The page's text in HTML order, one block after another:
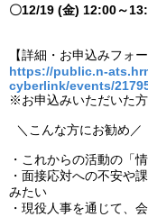
〇12/19 (金) 12:00～
【詳細・お申込みフォー
https://public.n-
cyberlink/events/
※お申込みいただいた
＼こんな方にお勧め／
・これからの活動の「
・面接応対への不安や
みたい
・現役人事を通じて、